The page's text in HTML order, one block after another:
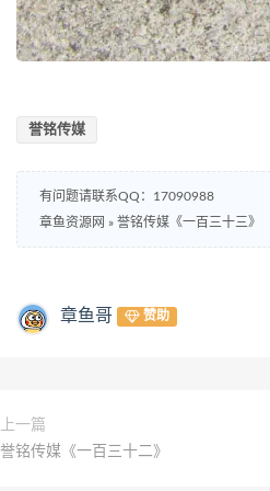
誉铭传媒
有问题请联系QQ：17090988
章鱼资源网 » 誉铭传媒《一百三十三》
章鱼哥 赞助
上一篇
誉铭传媒《一百三十二》